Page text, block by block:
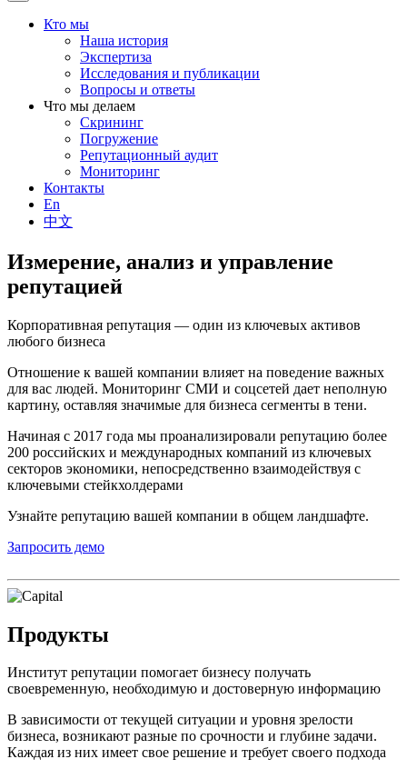
Кто мы
Наша история
Экспертиза
Исследования и публикации
Вопросы и ответы
Что мы делаем
Скрининг
Погружение
Репутационный аудит
Мониторинг
Контакты
En
中文
Измерение, анализ и управление
репутацией
Корпоративная репутация — один из ключевых активов
любого бизнеса
Отношение к вашей компании влияет на поведение важных
для вас людей. Мониторинг СМИ и соцсетей дает неполную
картину, оставляя значимые для бизнеса сегменты в тени.
Начиная с 2017 года мы проанализировали репутацию более
200 российских и международных компаний из ключевых
секторов экономики, непосредственно взаимодействуя с
ключевыми стейкхолдерами
Узнайте репутацию вашей компании в общем ландшафте.
Запросить демо
Продукты
Институт репутации помогает бизнесу получать
своевременную, необходимую и достоверную информацию
В зависимости от текущей ситуации и уровня зрелости
бизнеса, возникают разные по срочности и глубине задачи.
Каждая из них имеет свое решение и требует своего подхода